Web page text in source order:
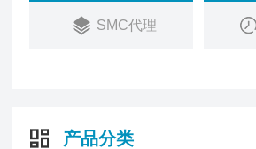
SMC代理
产品分类